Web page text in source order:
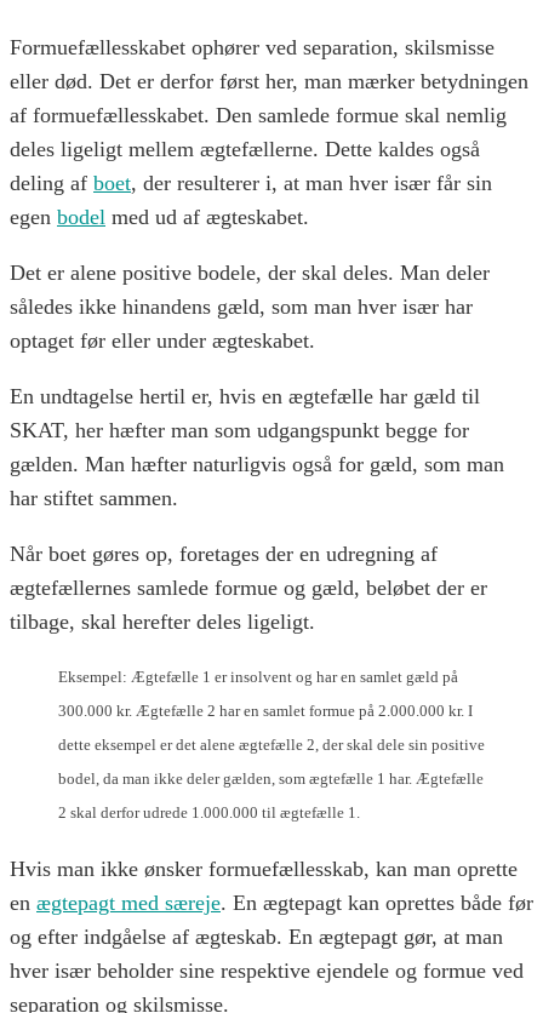
Formuefællesskabet ophører ved separation, skilsmisse
eller død. Det er derfor først her, man mærker betydningen
af formuefællesskabet. Den samlede formue skal nemlig
deles ligeligt mellem ægtefællerne. Dette kaldes også
deling af boet, der resulterer i, at man hver især får sin
egen bodel med ud af ægteskabet.
Det er alene positive bodele, der skal deles. Man deler
således ikke hinandens gæld, som man hver især har
optaget før eller under ægteskabet.
En undtagelse hertil er, hvis en ægtefælle har gæld til
SKAT, her hæfter man som udgangspunkt begge for
gælden. Man hæfter naturligvis også for gæld, som man
har stiftet sammen.
Når boet gøres op, foretages der en udregning af
ægtefællernes samlede formue og gæld, beløbet der er
tilbage, skal herefter deles ligeligt.
Eksempel: Ægtefælle 1 er insolvent og har en samlet gæld på
300.000 kr. Ægtefælle 2 har en samlet formue på 2.000.000 kr. I
dette eksempel er det alene ægtefælle 2, der skal dele sin positive
bodel, da man ikke deler gælden, som ægtefælle 1 har. Ægtefælle
2 skal derfor udrede 1.000.000 til ægtefælle 1.
Hvis man ikke ønsker formuefællesskab, kan man oprette
en ægtepagt med særeje. En ægtepagt kan oprettes både før
og efter indgåelse af ægteskab. En ægtepagt gør, at man
hver især beholder sine respektive ejendele og formue ved
separation og skilsmisse.